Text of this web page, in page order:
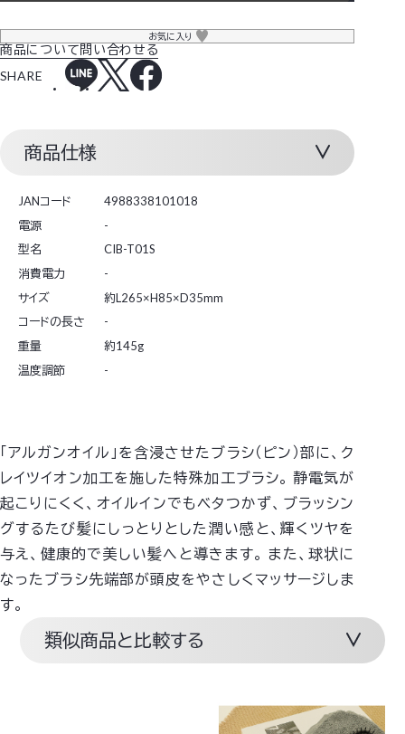
お気に入り
商品について問い合わせる
SHARE
商品仕様
JANコード
4988338101018
電源
-
型名
CIB-T01S
消費電力
-
サイズ
約L265×H85×D35mm
コードの長さ
-
重量
約145g
温度調節
-
「アルガンオイル」を含浸させたブラシ（ピン）部に、ク
レイツイオン加工を施した特殊加工ブラシ。 静電気が
起こりにくく、オイルインでもベタつかず、ブラッシン
グするたび髪にしっとりとした潤い感と、輝くツヤを
与え、健康的で美しい髪へと導きます。 また、球状に
なったブラシ先端部が頭皮をやさしくマッサージしま
す。
類似商品と比較する